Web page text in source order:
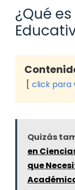
¿Qué
click para
Quizás
en
que